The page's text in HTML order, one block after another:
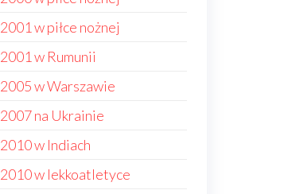
2001 w piłce nożnej
2001 w Rumunii
2005 w Warszawie
2007 na Ukrainie
2010 w Indiach
2010 w lekkoatletyce